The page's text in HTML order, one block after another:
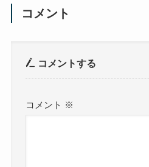
コメント
コメントする
コメント ※